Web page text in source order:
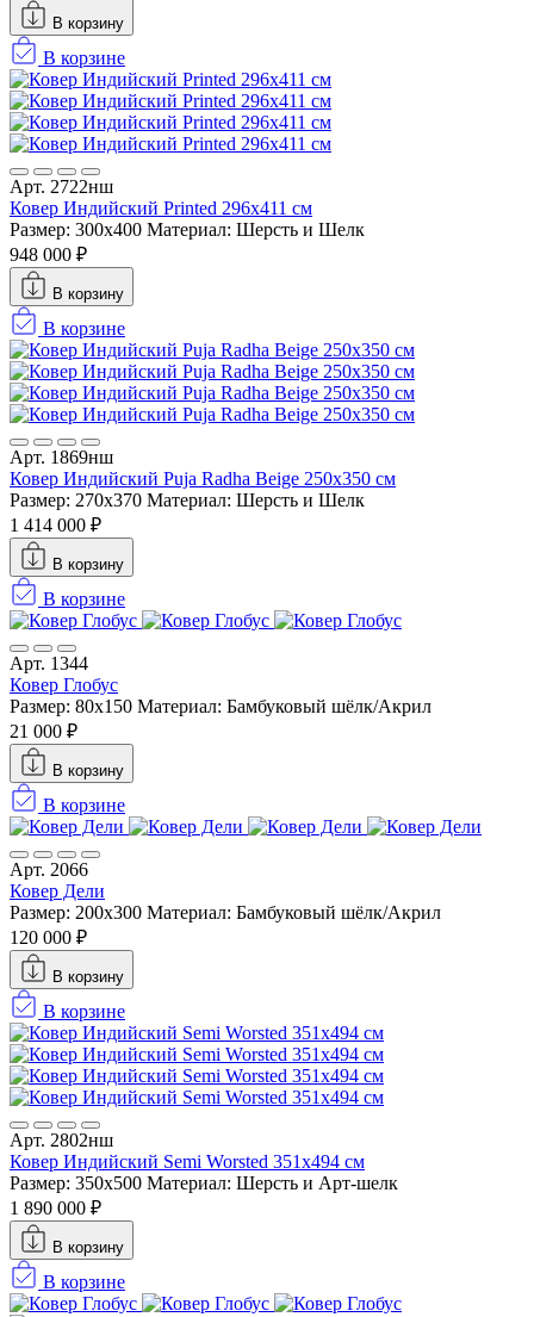
В корзину
В корзине
Арт. 2722нш
Ковер Индийский Printed 296x411 см
Размер: 300x400 Материал: Шерсть и Шелк
948 000 ₽
В корзину
В корзине
Арт. 1869нш
Ковер Индийский Puja Radha Beige 250x350 см
Размер: 270x370 Материал: Шерсть и Шелк
1 414 000 ₽
В корзину
В корзине
Арт. 1344
Ковер Глобус
Размер: 80x150 Материал: Бамбуковый шёлк/Акрил
21 000 ₽
В корзину
В корзине
Арт. 2066
Ковер Дели
Размер: 200x300 Материал: Бамбуковый шёлк/Акрил
120 000 ₽
В корзину
В корзине
Арт. 2802нш
Ковер Индийский Semi Worsted 351x494 см
Размер: 350x500 Материал: Шерсть и Арт-шелк
1 890 000 ₽
В корзину
В корзине